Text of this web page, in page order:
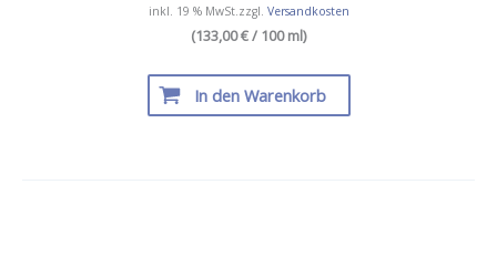
inkl. 19 % MwSt.zzgl. Versandkosten
(133,00 € / 100 ml)
In den Warenkorb